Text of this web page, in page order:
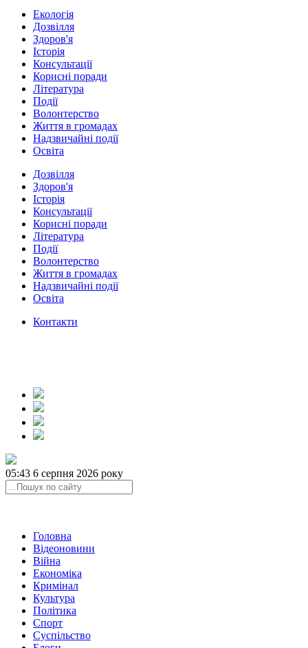
Екологія
Дозвілля
Здоров'я
Історія
Консультації
Корисні поради
Література
Події
Волонтерство
Життя в громадах
Надзвичайні події
Освіта
Дозвілля
Здоров'я
Історія
Консультації
Корисні поради
Література
Події
Волонтерство
Життя в громадах
Надзвичайні події
Освіта
Контакти
05:43 6 серпня 2026 року
Головна
Відеоновини
Війна
Економіка
Кримінал
Культура
Політика
Спорт
Суспільство